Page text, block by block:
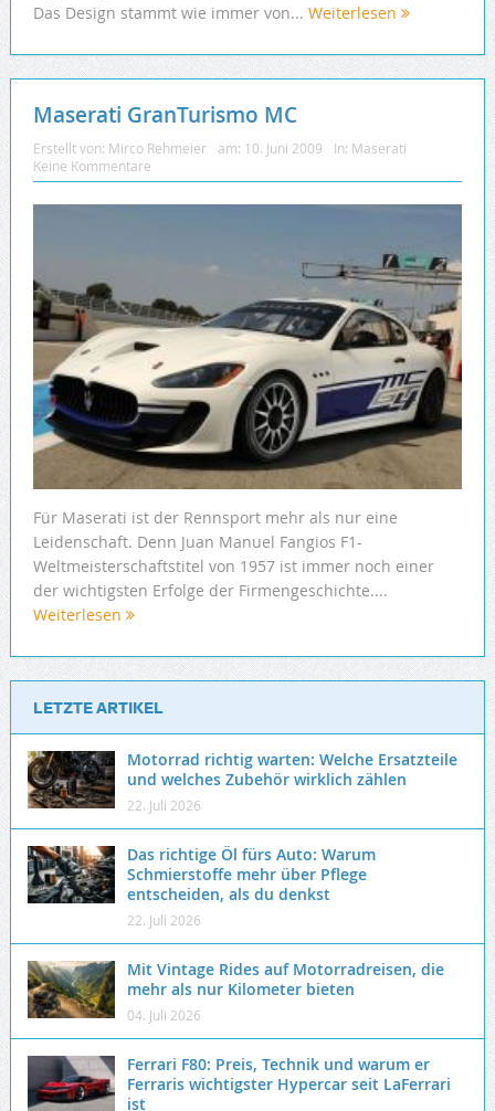
Das Design stammt wie immer von... Weiterlesen
Maserati GranTurismo MC
Erstellt von: Mirco Rehmeier am: 10. Juni 2009 In: Maserati
Keine Kommentare
Für Maserati ist der Rennsport mehr als nur eine
Leidenschaft. Denn Juan Manuel Fangios F1-
Weltmeisterschaftstitel von 1957 ist immer noch einer
der wichtigsten Erfolge der Firmengeschichte....
Weiterlesen
LETZTE ARTIKEL
Motorrad richtig warten: Welche Ersatzteile
und welches Zubehör wirklich zählen
22. Juli 2026
Das richtige Öl fürs Auto: Warum
Schmierstoffe mehr über Pflege
entscheiden, als du denkst
22. Juli 2026
Mit Vintage Rides auf Motorradreisen, die
mehr als nur Kilometer bieten
04. Juli 2026
Ferrari F80: Preis, Technik und warum er
Ferraris wichtigster Hypercar seit LaFerrari
ist